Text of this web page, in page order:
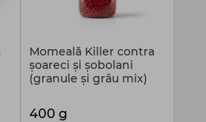
Momeală Killer contra
şoareci şi şobolani
(granule şi grâu mix)
400 g